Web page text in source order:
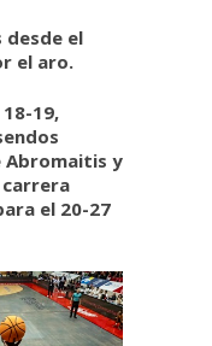
desde el
el aro.
19,
Abromaitis y
carrera
el 20-27